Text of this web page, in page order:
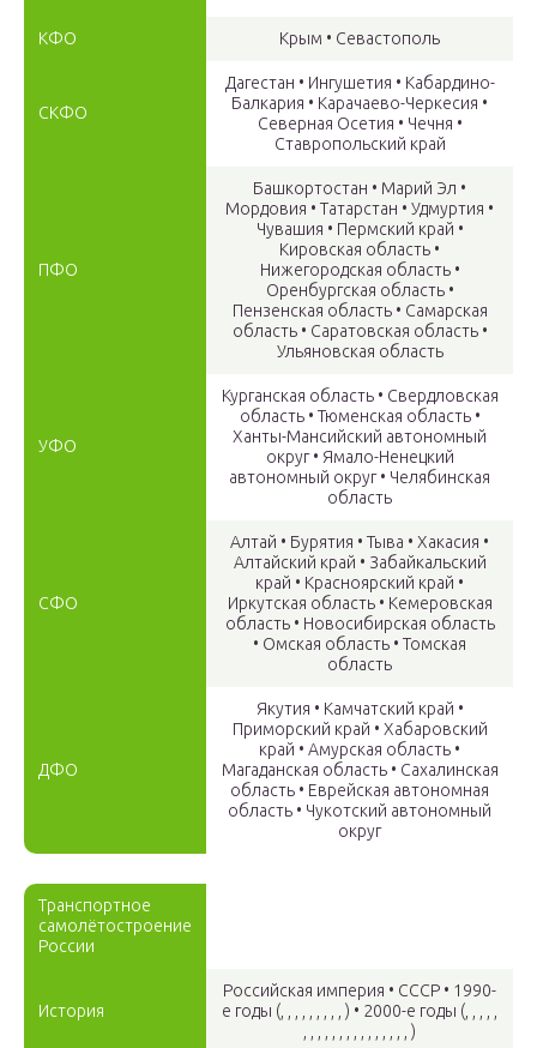
КФО Крым • Севастополь
СКФО
Дагестан • Ингушетия • Кабардино-
Балкария • Карачаево-Черкесия •
Северная Осетия • Чечня •
Ставропольский край
ПФО
Башкортостан • Марий Эл •
Мордовия • Татарстан • Удмуртия •
Чувашия • Пермский кpай •
Кировская область •
Нижегородская область •
Оренбургская область •
Пензенская область • Самарская
область • Саратовская область •
Ульяновская область
УФО
Курганская область • Свердловская
область • Тюменская область •
Ханты-Мансийский автономный
округ • Ямало-Ненецкий
автономный округ • Челябинская
область
СФО
Алтай • Бурятия • Тыва • Хакасия •
Алтайский край • Забайкальский
кpай • Красноярский край •
Иркутская область • Кемеровская
область • Новосибирская область
• Омская область • Томская
область
ДФО
Якутия • Камчатский кpай •
Приморский край • Хабаровский
край • Амурская область •
Магаданская область • Сахалинская
область • Еврейская автономная
область • Чукотский автономный
округ
Транспортное
самолётостроение
России
История
Российская империя • СССР • 1990-
е годы (
) • 2000-е годы (
)